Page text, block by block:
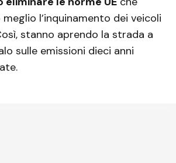
l’inquinamento dei veicoli
stanno aprendo la strada a
sulle emissioni dieci anni